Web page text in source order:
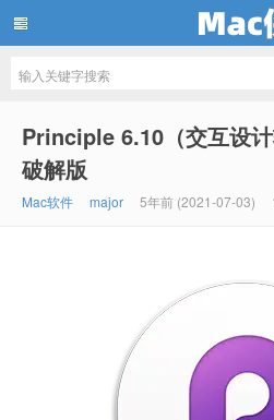
Principle 6.10（交互设
破解版
Mac软件 major 5年前 (2021-07-03)